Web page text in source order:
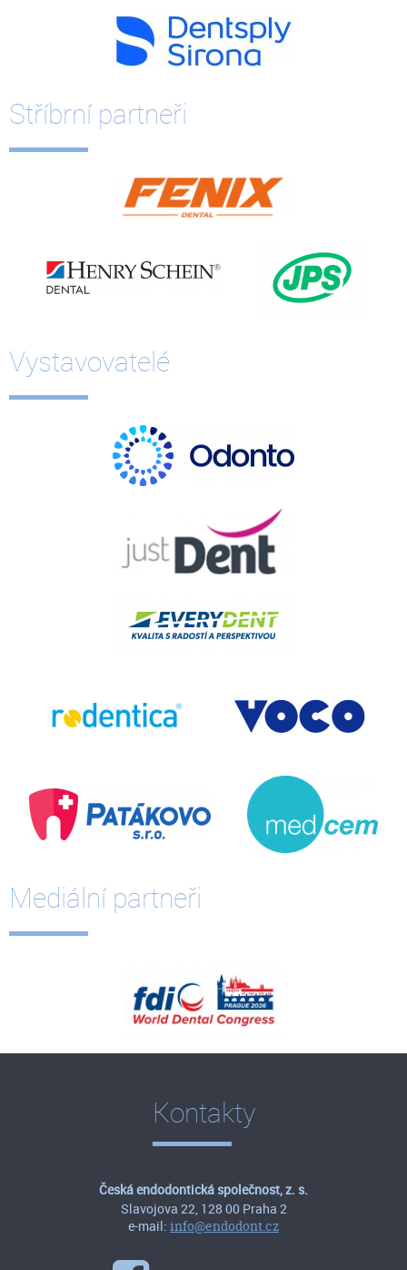
Stříbrní partneři
Vystavovatelé
Mediální partneři
Kontakty
Česká endodontická společnost, z. s.
Slavojova 22, 128 00 Praha 2
e-mail: info@endodont.cz